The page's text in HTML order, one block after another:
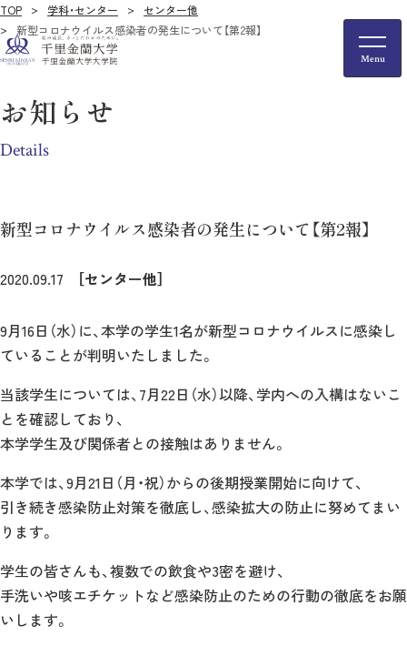
TOP 学科・センター
センター他
新型コロナウイルス感染者の発生について【第2報】
お知らせ
Details
新型コロナウイルス感染者の発生について【第2報】
2020.09.17 ［センター他］
9月16日（水）に、本学の学生1名が新型コロナウイルスに感染し
ていることが判明いたしました。
当該学生については、7月22日（水）以降、学内への入構はないこ
とを確認しており、
本学学生及び関係者との接触はありません。
本学では、9月21日（月・祝）からの後期授業開始に向けて、
引き続き感染防止対策を徹底し、感染拡大の防止に努めてまい
ります。
学生の皆さんも、複数での飲食や3密を避け、
手洗いや咳エチケットなど感染防止のための行動の徹底をお願
いします。